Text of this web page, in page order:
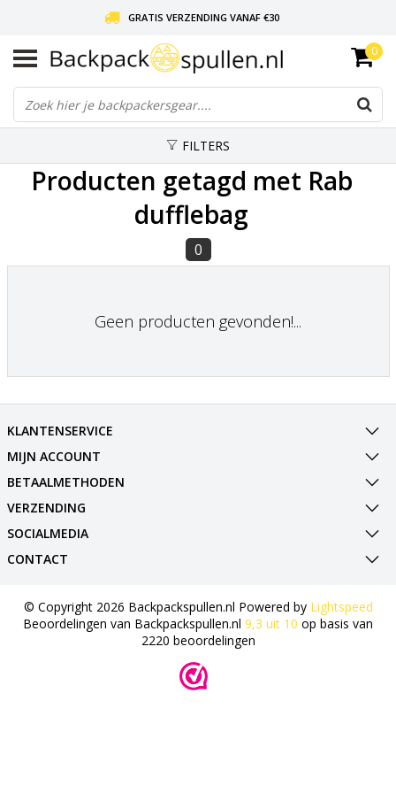
GRATIS VERZENDING VANAF €30
LIEFDE VOOR BACKPACKEN!
30 DAGEN GRATIS RETOUR
0
FILTERS
Producten getagd met Rab
dufflebag
0
Geen producten gevonden!...
KLANTENSERVICE
MIJN ACCOUNT
BETAALMETHODEN
VERZENDING
SOCIALMEDIA
CONTACT
© Copyright 2026 Backpackspullen.nl Powered by Lightspeed
Beoordelingen van Backpackspullen.nl 9,3 uit 10 op basis van
2220 beoordelingen